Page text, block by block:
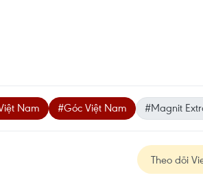
Nam #Góc Việt Nam #Magnit
Theo dõi